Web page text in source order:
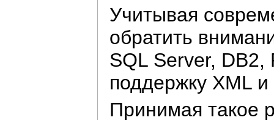
Учитывая
обратить
SQL Server,
поддержку XML
Принимая такое